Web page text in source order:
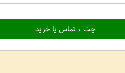
چت ، تماس یا خرید